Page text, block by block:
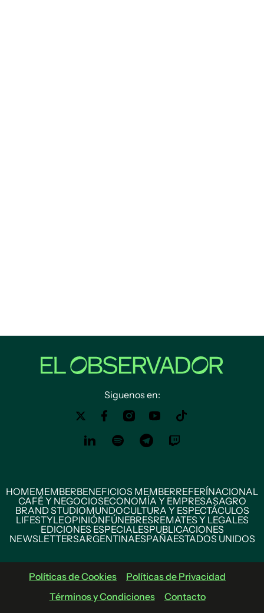
Siguenos en:
HOMEMEMBERBENEFICIOS MEMBERREFERÍNACIONAL
CAFÉ Y NEGOCIOSECONOMÍA Y EMPRESASAGRO
BRAND STUDIOMUNDOCULTURA Y ESPECTÁCULOS
LIFESTYLEOPINIÓNFÚNEBRESREMATES Y LEGALES
EDICIONES ESPECIALESPUBLICACIONES
NEWSLETTERSARGENTINAESPAÑAESTADOS UNIDOS
Políticas de Cookies
Políticas de Privacidad
Términos y Condiciones
Contacto